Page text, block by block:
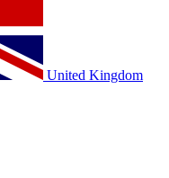
United Kingdom